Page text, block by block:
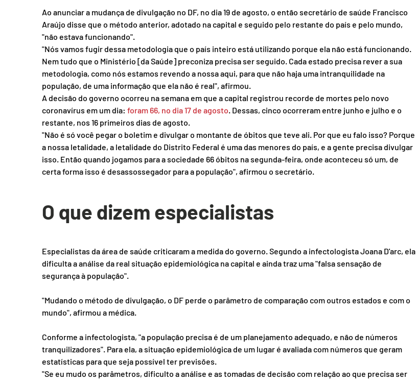
Ao anunciar a mudança de divulgação no DF, no dia 19 de agosto, o então secretário de saúde Francisco
Araújo disse que o método anterior, adotado na capital e seguido pelo restante do país e pelo mundo,
"não estava funcionando".
"Nós vamos fugir dessa metodologia que o país inteiro está utilizando porque ela não está funcionando.
Nem tudo que o Ministério [da Saúde] preconiza precisa ser seguido. Cada estado precisa rever a sua
metodologia, como nós estamos revendo a nossa aqui, para que não haja uma intranquilidade na
população, de uma informação que ela não é real", afirmou.
A decisão do governo ocorreu na semana em que a capital registrou recorde de mortes pelo novo
coronavírus em um dia: foram 66, no dia 17 de agosto. Dessas, cinco ocorreram entre junho e julho e o
restante, nos 16 primeiros dias de agosto.
"Não é só você pegar o boletim e divulgar o montante de óbitos que teve ali. Por que eu falo isso? Porque
a nossa letalidade, a letalidade do Distrito Federal é uma das menores do país, e a gente precisa divulgar
isso. Então quando jogamos para a sociedade 66 óbitos na segunda-feira, onde aconteceu só um, de
certa forma isso é desassossegador para a população", afirmou o secretário.
O que dizem especialistas
Especialistas da área de saúde criticaram a medida do governo. Segundo a infectologista Joana D'arc, ela
dificulta a análise da real situação epidemiológica na capital e ainda traz uma "falsa sensação de
segurança à população".
"Mudando o método de divulgação, o DF perde o parâmetro de comparação com outros estados e com o
mundo", afirmou a médica.
Conforme a infectologista, "a população precisa é de um planejamento adequado, e não de números
tranquilizadores". Para ela, a situação epidemiológica de um lugar é avaliada com números que geram
estatísticas para que seja possível ter previsões.
"Se eu mudo os parâmetros, dificulto a análise e as tomadas de decisão com relação ao que precisa ser